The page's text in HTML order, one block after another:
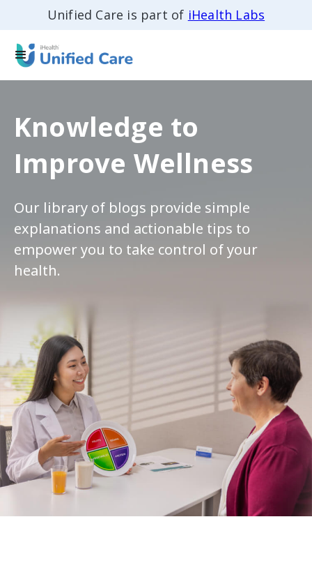
Unified Care is part of iHealth Labs
Knowledge to
Improve Wellness
Our library of blogs provide simple
explanations and actionable tips to
empower you to take control of your
health.